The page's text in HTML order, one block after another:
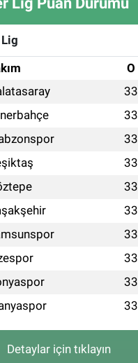
O
33
33
33
33
33
33
33
33
33
33
Detaylar için tıklayın